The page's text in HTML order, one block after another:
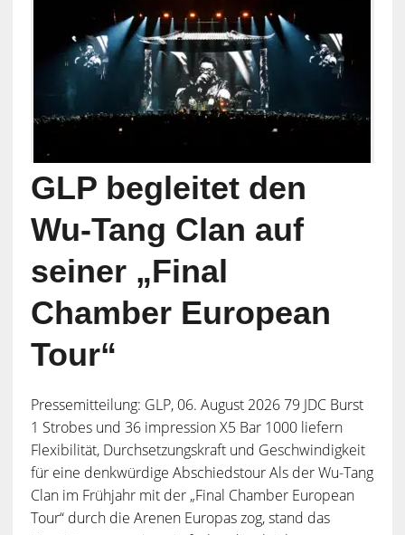
GLP begleitet den
Wu-Tang Clan auf
seiner „Final
Chamber European
Tour“
Pressemitteilung: GLP, 06. August 2026 79 JDC Burst
1 Strobes und 36 impression X5 Bar 1000 liefern
Flexibilität, Durchsetzungskraft und Geschwindigkeit
für eine denkwürdige Abschiedstour Als der Wu-Tang
Clan im Frühjahr mit der „Final Chamber European
Tour“ durch die Arenen Europas zog, stand das